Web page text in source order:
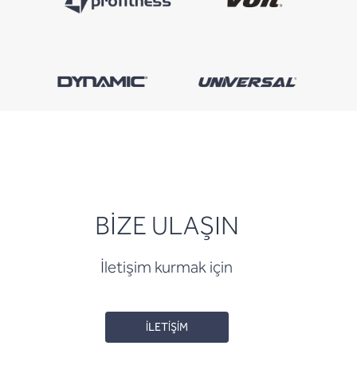
BİZE ULAŞIN
İletişim kurmak için
İLETİŞİM